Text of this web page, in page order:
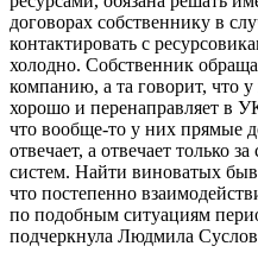
договорах собственнику в
контактировать с
холодно. Собственник
компанию, а та говорит, что у
хорошо и перенаправляет в
что вообще-то у них прямые
отвечает, а отвечает только
систем. Найти виноватых
что постепенно
по подобным ситуациям
подчеркнула Людмила